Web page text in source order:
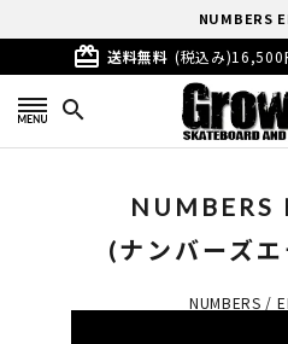
NUMBERS
(ナンバーズエ
card_giftcard 送料無料 (税込み)16,500
search
NUMBERS
(ナンバーズ
NUMBERS /